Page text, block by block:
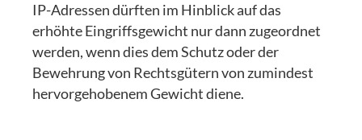
IP-Adressen dürften im Hinblick auf das
erhöhte Eingriffsgewicht nur dann zugeordnet
werden, wenn dies dem Schutz oder der
Bewehrung von Rechtsgütern von zumindest
hervorgehobenem Gewicht diene.